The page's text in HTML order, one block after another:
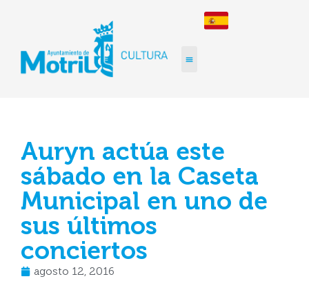
Auryn actúa este
sábado en la Caseta
Municipal en uno de
sus últimos
conciertos
agosto 12, 2016